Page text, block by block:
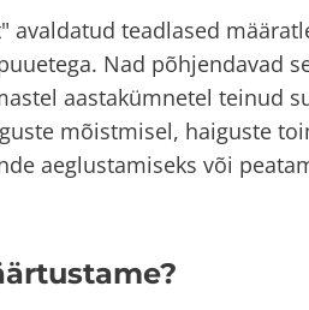
avaldatud teadlased
Nad põhjendavad
aastakümnetel teinud
mõistmisel, haiguste
aeglustamiseks või